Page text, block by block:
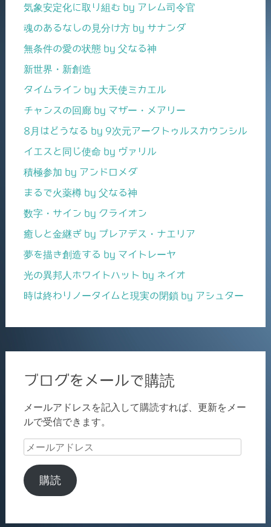
気象安定化に取り組む by アレム司令官
魂のあるなしの見分け方 by サナンダ
無条件の愛の状態 by 父なる神
新世界・新創造
タイムライン by 大天使ミカエル
チャンスの回廊 by マザー・メアリー
8月はどうなる by 9次元アークトゥルスカウンシル
イエスと同じ使命 by ヴァリル
積極参加 by アンドロメダ
まるで火薬樽 by 父なる神
数字・サイン by クライオン
癒しと金継ぎ by プレアデス・ナエリア
夢を描き創造する by マイトレーヤ
光の異邦人ホワイトハット by ネイオ
時は終わりノータイムと現実の閉鎖 by アシュター
ブログをメールで購読
メールアドレスを記入して購読すれば、更新をメー
ルで受信できます。
メ
ル
ア
購読